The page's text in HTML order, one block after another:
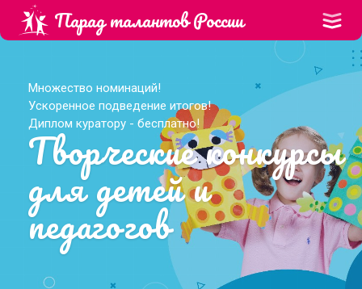
Парад талантов России
Множество номинаций!
Ускоренное подведение итогов!
Диплом куратору - бесплатно!
Творческие конкурсы
для детей и
педагогов